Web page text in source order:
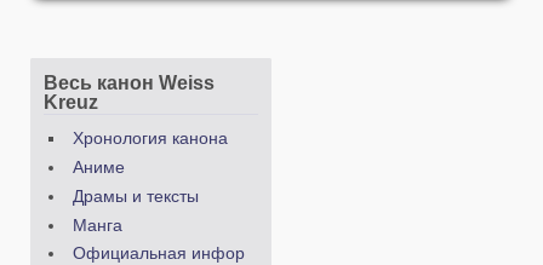
Весь канон Weiss
Kreuz
Хронология канона
Аниме
Драмы и тексты
Манга
Официальная инфор